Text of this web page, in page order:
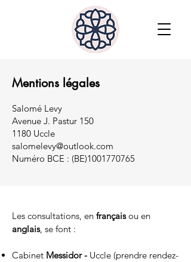
Mentions légales
Salomé Levy
Avenue J. Pastur 150
1180 Uccle
salomelevy@outlook.com
Numéro BCE : (BE)1001770765
Les consultations, en françaisou en
anglais, se font :
Cabinet Messidor - Uccle (prendre rendez-